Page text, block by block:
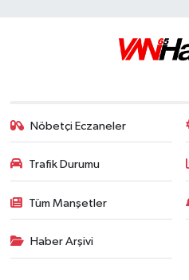
Nöbetçi Eczaneler
Trafik Durumu
Tüm Manşetler
Haber Arşivi